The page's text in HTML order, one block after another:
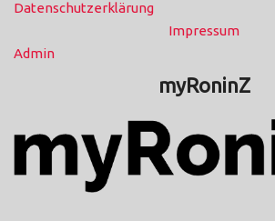
Datenschutzerklärung
Impressum
Admin
myRoninZ